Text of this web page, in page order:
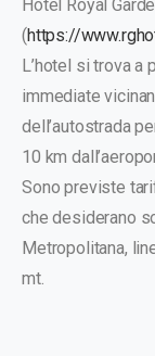
Hotel Royal
(https://
L’hotel si trova
immediate
dell’autostrada
10 km
Sono previste
che desiderano
Metropolitana,
mt.